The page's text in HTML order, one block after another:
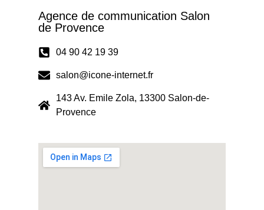
Agence de communication Salon
de Provence
04 90 42 19 39
salon@icone-internet.fr
143 Av. Emile Zola, 13300 Salon-de-
Provence